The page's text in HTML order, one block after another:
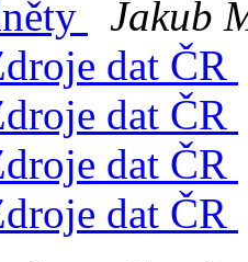
Jakub
dat ČR
dat ČR
dat ČR
dat ČR